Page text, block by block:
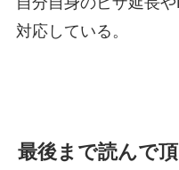
対応している。
最後まで読んで